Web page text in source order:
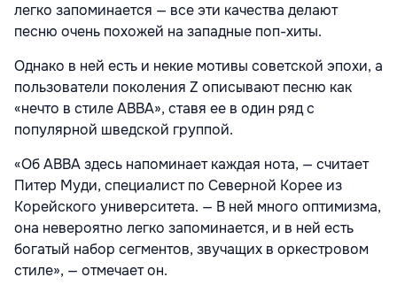
легко запоминается — все эти качества делают
песню очень похожей на западные поп-хиты.
Однако в ней есть и некие мотивы советской эпохи, а
пользователи поколения Z описывают песню как
«нечто в стиле ABBA», ставя ее в один ряд с
популярной шведской группой.
«Об ABBA здесь напоминает каждая нота, — считает
Питер Муди, специалист по Северной Корее из
Корейского университета. — В ней много оптимизма,
она невероятно легко запоминается, и в ней есть
богатый набор сегментов, звучащих в оркестровом
стиле», — отмечает он.